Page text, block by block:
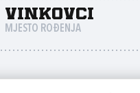
Vinkovci
MJESTO ROĐENJA